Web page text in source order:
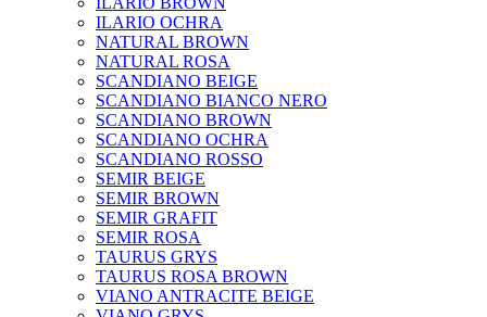
ILARIO OCHRA
NATURAL BROWN
NATURAL ROSA
SCANDIANO BEIGE
SCANDIANO BIANCO NERO
SCANDIANO BROWN
SCANDIANO OCHRA
SCANDIANO ROSSO
SEMIR BEIGE
SEMIR BROWN
SEMIR GRAFIT
SEMIR ROSA
TAURUS GRYS
TAURUS ROSA BROWN
VIANO ANTRACITE BEIGE